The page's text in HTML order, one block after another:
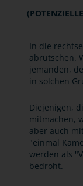
In die
abrutschen.
jemanden,
in solchen
Diejenigen,
mitmachen,
aber auch
"einmal
werden als
bedroht.